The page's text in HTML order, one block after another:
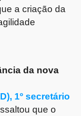
a criação da
da nova
1º secretário
que o